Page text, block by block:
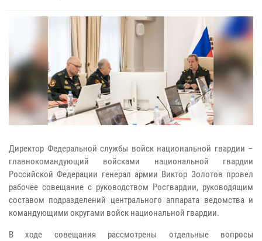
Директор Федеральной службы войск национальной гвардии –
главнокомандующий войсками национальной гвардии
Российской Федерации генерал армии Виктор Золотов провел
рабочее совещание с руководством Росгвардии, руководящим
составом подразделений центрального аппарата ведомства и
командующими округами войск национальной гвардии.
В ходе совещания рассмотрены отдельные вопросы